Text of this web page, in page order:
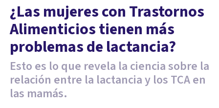
¿Las mujeres con Trastornos
Alimenticios tienen más
problemas de lactancia?
Esto es lo que revela la ciencia sobre la
relación entre la lactancia y los TCA en
las mamás.